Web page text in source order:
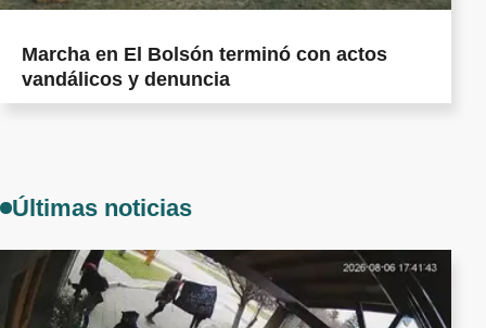
Marcha en El Bolsón terminó con actos
vandálicos y denuncia
Últimas noticias